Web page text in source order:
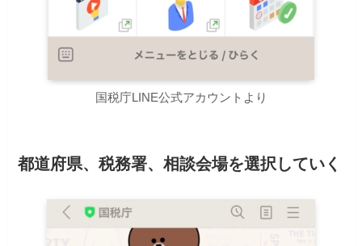
国税庁LINE公式アカウントより
都道府県、税務署、相談会場を選択していく